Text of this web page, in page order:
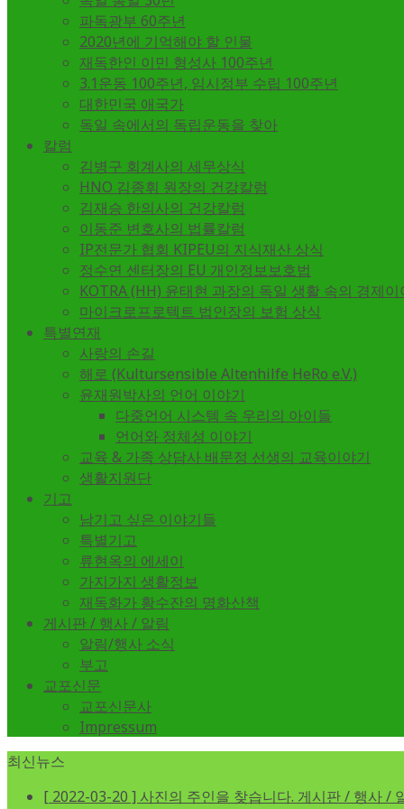
파독광부 60주년
2020년에 기억해야 할 인물
재독한인 이민 형성사 100주년
3.1운동 100주년, 임시정부 수립 100주년
대한민국 애국가
독일 속에서의 독립운동을 찾아
칼럼
김병구 회계사의 세무상식
HNO 김종휘 원장의 건강칼럼
김재승 한의사의 건강칼럼
이동준 변호사의 법률칼럼
IP전문가 협회 KIPEU의 지식재산 상식
정수연 센터장의 EU 개인정보보호법
KOTRA (HH) 윤태현 과장의 독일 생활 속의 경제이
마이크로프로텍트 법인장의 보험 상식
특별연재
사랑의 손길
해로 (Kultursensible Altenhilfe HeRo e.V.)
윤재원박사의 언어 이야기
다중언어 시스템 속 우리의 아이들
언어와 정체성 이야기
교육 & 가족 상담사 배문정 선생의 교육이야기
생활지원단
기고
남기고 싶은 이야기들
특별기고
류현옥의 에세이
가지가지 생활정보
재독화가 황수잔의 명화산책
게시판 / 행사 / 알림
알림/행사 소식
부고
교포신문
교포신문사
Impressum
최신뉴스
[ 2022-03-20 ] 사진의 주인을 찾습니다. 게시판 / 행사 /